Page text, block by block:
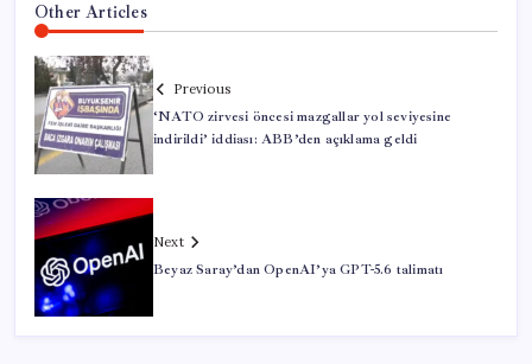
Other Articles
Previous
‘NATO zirvesi öncesi mazgallar yol seviyesine
indirildi’ iddiası: ABB’den açıklama geldi
Next
Beyaz Saray’dan OpenAI’ya GPT-5.6 talimatı